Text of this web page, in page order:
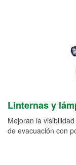
Linternas y
Mejoran la
de evacuación con